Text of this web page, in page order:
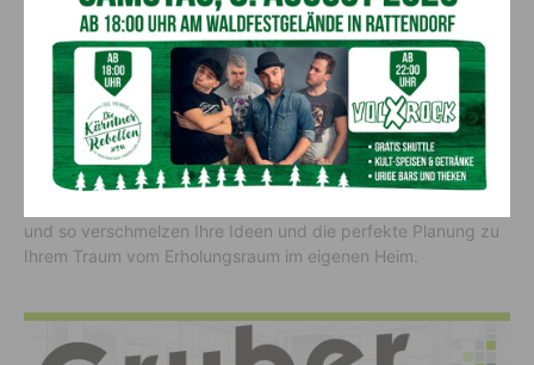
So individuell wie Sie!
Räume zu gestalten, die auf die Menschen zugeschnitten
sind, die dort wohnen – auf ihren Geschmack, ihre
Leidenschaft und ihre Persönlichkeit. All dies in ihrer Arbeit
auszudrücken ist bei Fliesen & Öfen Gruber Ziel und eine
große Herausforderung.
und so verschmelzen Ihre Ideen und die perfekte Planung zu
Ihrem Traum vom Erholungsraum im eigenen Heim.